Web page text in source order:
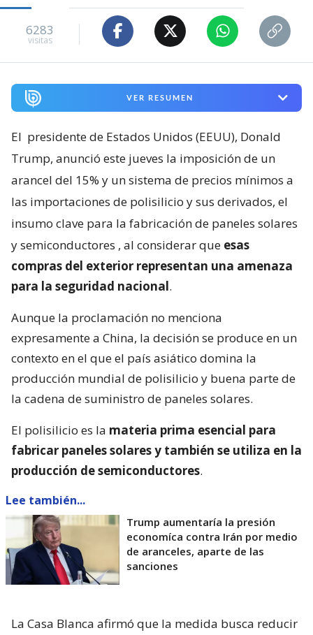
6283
visitas
VER RESUMEN
El presidente de Estados Unidos (EEUU), Donald
Trump, anunció este jueves la imposición de un
arancel del 15% y un sistema de precios mínimos a
las importaciones de polisilicio y sus derivados, el
insumo clave para la fabricación de paneles solares
y semiconductores , al considerar que esas
compras del exterior representan una amenaza
para la seguridad nacional.
Aunque la proclamación no menciona
expresamente a China, la decisión se produce en un
contexto en el que el país asiático domina la
producción mundial de polisilicio y buena parte de
la cadena de suministro de paneles solares.
El polisilicio es la materia prima esencial para
fabricar paneles solares y también se utiliza en la
producción de semiconductores.
Lee también...
Trump aumentaría la presión
economíca contra Irán por medio
de aranceles, aparte de las
sanciones
La Casa Blanca afirmó que la medida busca reducir